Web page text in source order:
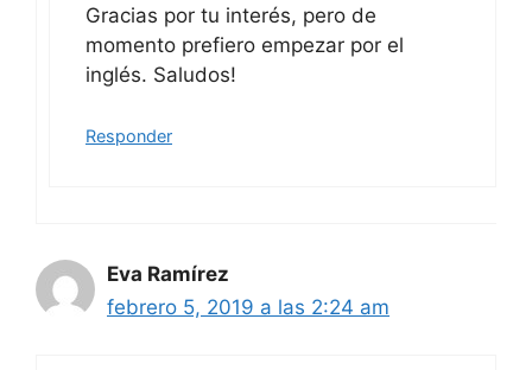
Gracias por tu interés, pero de
momento prefiero empezar por el
inglés. Saludos!
Responder
Eva Ramírez
febrero 5, 2019 a las 2:24 am